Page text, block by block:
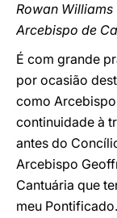
Rowan Williams
Arcebispo de
É com grande
por ocasião
como
continuidade à
antes do
Arcebispo
Cantuária que
meu